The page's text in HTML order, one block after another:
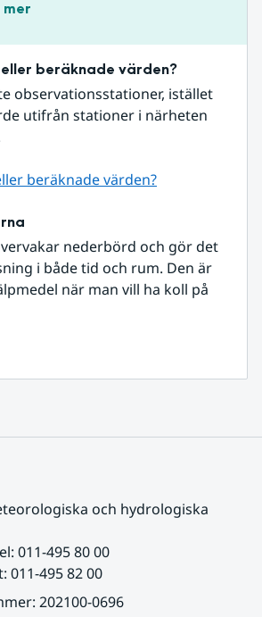
beräknade värden?
observationsstationer, istället
utifrån stationer i närheten
beräknade värden?
nederbörd och gör det
i både tid och rum. Den är
när man vill ha koll på
och hydrologiska
011-495 80 00
011-495 82 00
202100-0696